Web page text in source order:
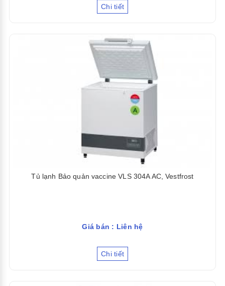
Chi tiết
Tủ lạnh Bảo quản vaccine VLS 304A AC, Vestfrost
Giá bán : Liên hệ
Chi tiết